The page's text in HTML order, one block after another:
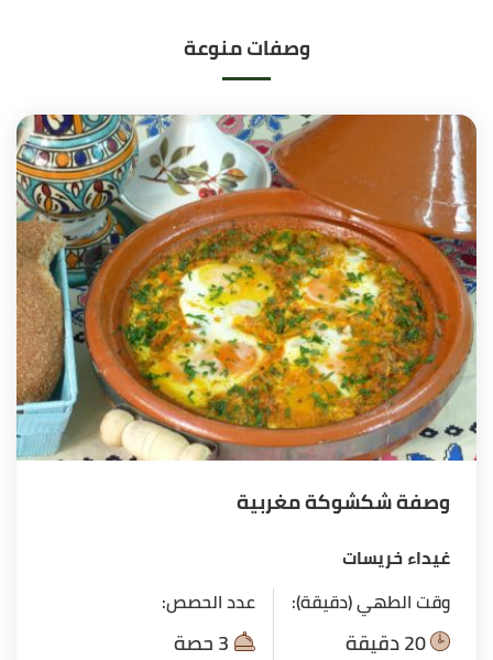
وصفات منوعة
وصفة شكشوكة مغربية
غيداء خريسات
وقت الطهي (دقيقة):
عدد الحصص: